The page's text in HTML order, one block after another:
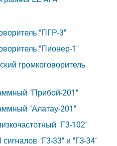
"ПГР-3"
"Пионер-1"
громкоговоритель
"Прибой-201"
"Алатау-201"
"Г3-102"
"Г3-33" и "Г3-34"